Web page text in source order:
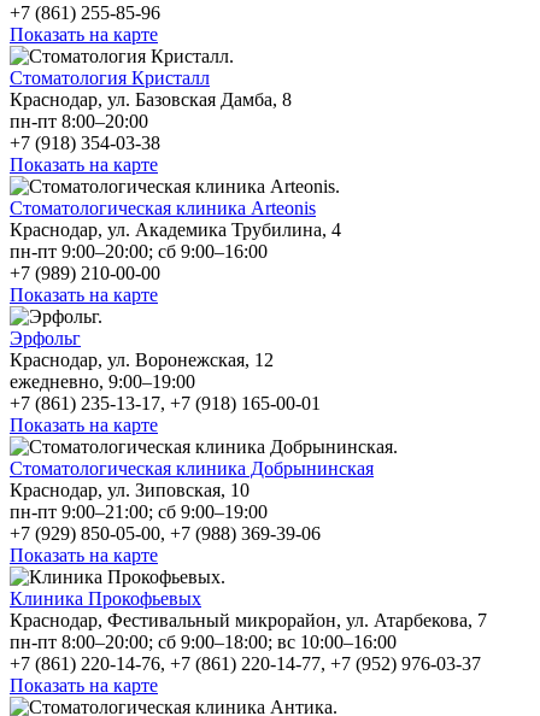
+7 (861) 255-85-96
Показать на карте
Стоматология Кристалл
Краснодар, ул. Базовская Дамба, 8
пн-пт 8:00–20:00
+7 (918) 354-03-38
Показать на карте
Cтоматологическая клиника Arteonis
Краснодар, ул. Академика Трубилина, 4
пн-пт 9:00–20:00; сб 9:00–16:00
+7 (989) 210-00-00
Показать на карте
Эрфольг
Краснодар, ул. Воронежская, 12
ежедневно, 9:00–19:00
+7 (861) 235-13-17, +7 (918) 165-00-01
Показать на карте
Стоматологическая клиника Добрынинская
Краснодар, ул. Зиповская, 10
пн-пт 9:00–21:00; сб 9:00–19:00
+7 (929) 850-05-00, +7 (988) 369-39-06
Показать на карте
Клиника Прокофьевых
Краснодар, Фестивальный микрорайон, ул. Атарбекова, 7
пн-пт 8:00–20:00; сб 9:00–18:00; вс 10:00–16:00
+7 (861) 220-14-76, +7 (861) 220-14-77, +7 (952) 976-03-37
Показать на карте